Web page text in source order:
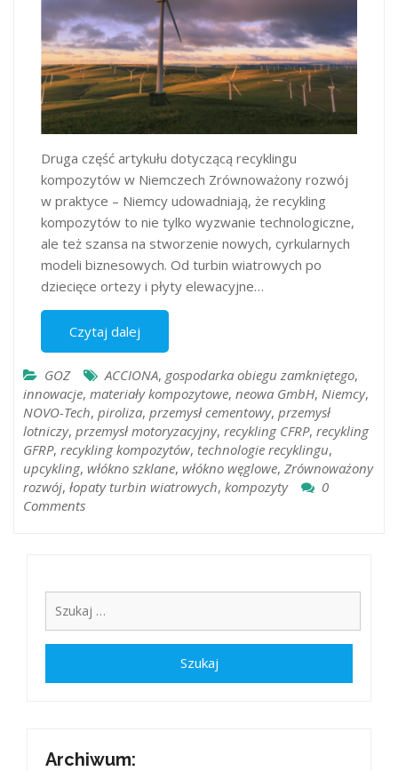
Druga część artykułu dotyczącą recyklingu
kompozytów w Niemczech Zrównoważony rozwój
w praktyce – Niemcy udowadniają, że recykling
kompozytów to nie tylko wyzwanie technologiczne,
ale też szansa na stworzenie nowych, cyrkularnych
modeli biznesowych. Od turbin wiatrowych po
dziecięce ortezy i płyty elewacyjne…
Czytaj dalej
GOZ ACCIONA, gospodarka obiegu zamkniętego,
innowacje, materiały kompozytowe, neowa GmbH, Niemcy,
NOVO-Tech, piroliza, przemysł cementowy, przemysł
lotniczy, przemysł motoryzacyjny​, recykling CFRP, recykling
GFRP, recykling kompozytów, technologie recyklingu,
upcykling, włókno szklane, włókno węglowe, Zrównoważony
rozwój, łopaty turbin wiatrowych, ​kompozyty
0
Comments
Archiwum: